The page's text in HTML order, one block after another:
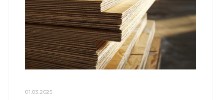
01.03.2025